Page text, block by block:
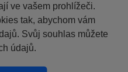
ve vašem prohlížeči.
tak, abychom vám
Svůj souhlas můžete
údajů.